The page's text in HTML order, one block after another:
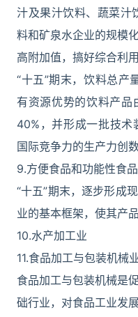
汁及果汁饮料、蔬菜汁
料和矿泉水企业的规模
高附加值，搞好综合利用
“十五”期末，饮料总产
有资源优势的饮料产品
40%，并形成一批技术
国际竞争力的生产力创
9.方便食品和功能性食品
“十五”期末，逐步形成
业的基本框架，使其产
10.水产加工业
11.食品加工与包装机械
食品加工与包装机械是
础行业，对食品工业发